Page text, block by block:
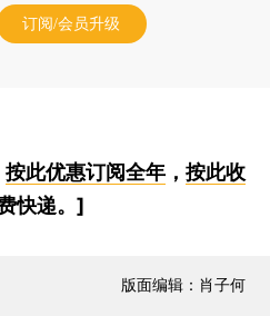
订阅/会员升级
按此优惠订阅全年， 按此收
快递。]
版面编辑：肖子何